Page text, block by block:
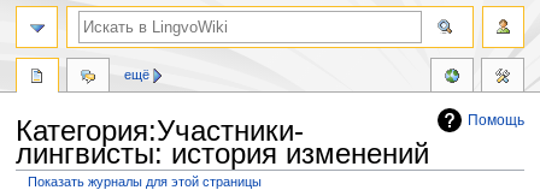
Помощь
Категория:Участники-
лингвисты: история изменений
Показать журналы для этой страницы
ещё